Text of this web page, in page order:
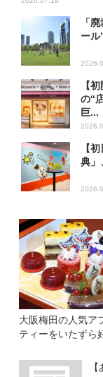
「
ー
【
の“
巨...
【
典」
大阪梅田の人気ア
ティーをいたずら
トルミイ」がジャ
ーミン」たちとバ